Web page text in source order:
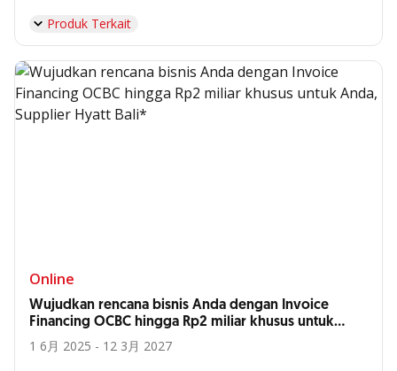
Produk Terkait
Online
Wujudkan rencana bisnis Anda dengan Invoice
Financing OCBC hingga Rp2 miliar khusus untuk
Anda, Supplier Hyatt Bali*
1 6月 2025 - 12 3月 2027